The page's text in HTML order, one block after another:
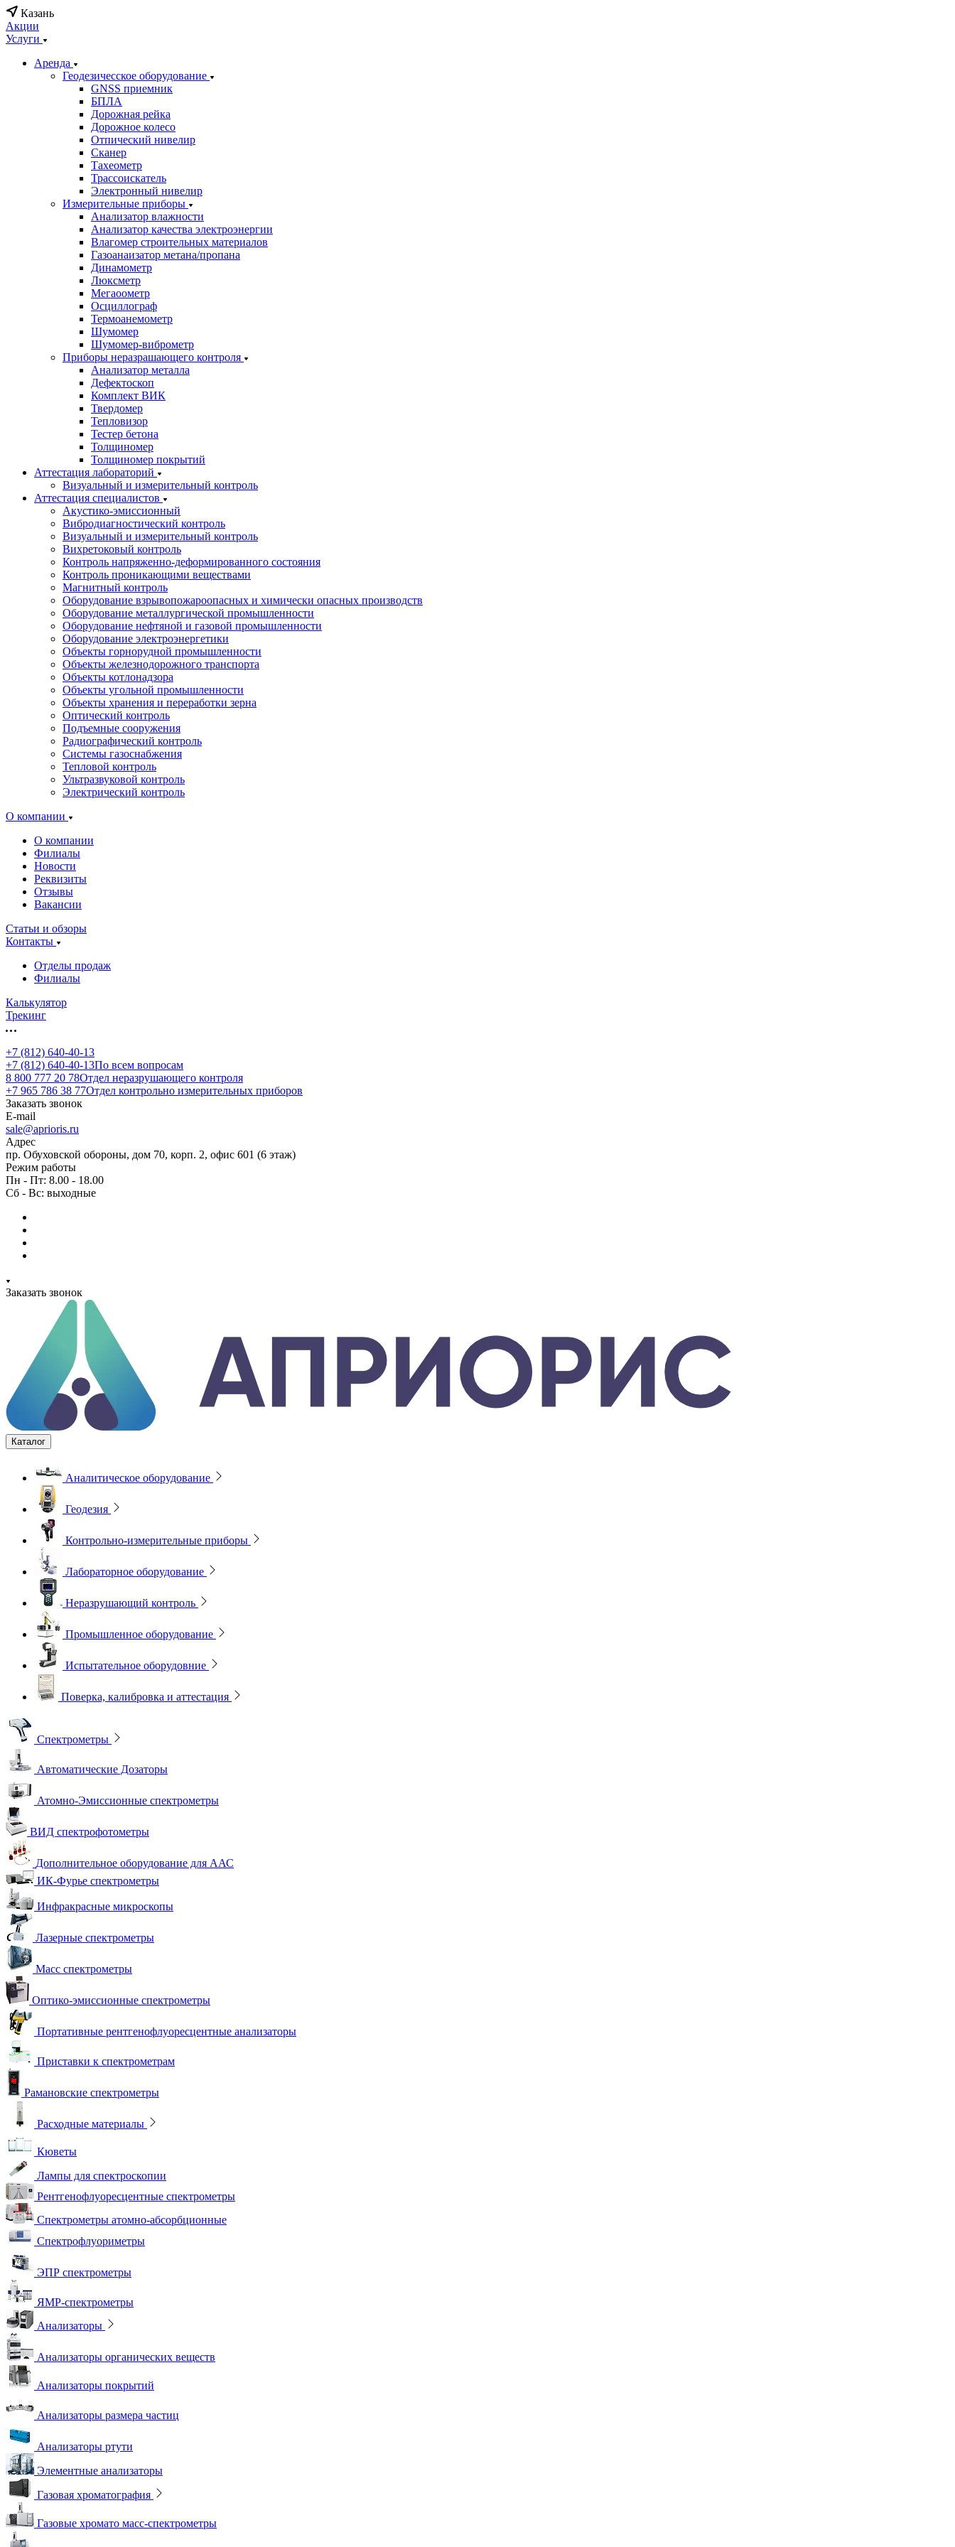
Казань
Акции
Услуги
Аренда
Геодезичесское оборудование
GNSS приемник
БПЛА
Дорожная рейка
Дорожное колесо
Отпический нивелир
Сканер
Тахеометр
Трассоискатель
Электронный нивелир
Измерительные приборы
Анализатор влажности
Анализатор качества электроэнергии
Влагомер строительных материалов
Газоанаизатор метана/пропана
Динамометр
Люксметр
Мегаоометр
Осциллограф
Термоанемометр
Шумомер
Шумомер-виброметр
Приборы неразрашающего контроля
Анализатор металла
Дефектоскоп
Комплект ВИК
Твердомер
Тепловизор
Тестер бетона
Толщиномер
Толщиномер покрытий
Аттестация лабораторий
Визуальный и измерительный контроль
Аттестация специалистов
Акустико-эмиссионный
Вибродиагностический контроль
Визуальный и измерительный контроль
Вихретоковый контроль
Контроль напряженно-деформированного состояния
Контроль проникающими веществами
Магнитный контроль
Оборудование взрывопожароопасных и химически опасных производств
Оборудование металлургической промышленности
Оборудование нефтяной и газовой промышленности
Оборудование электроэнергетики
Объекты горнорудной промышленности
Объекты железнодорожного транспорта
Объекты котлонадзора
Объекты угольной промышленности
Объекты хранения и переработки зерна
Оптический контроль
Подъемные сооружения
Радиографический контроль
Системы газоснабжения
Тепловой контроль
Ультразвуковой контроль
Электрический контроль
О компании
О компании
Филиалы
Новости
Реквизиты
Отзывы
Вакансии
Статьи и обзоры
Контакты
Отделы продаж
Филиалы
Калькулятор
Трекинг
+7 (812) 640-40-13
+7 (812) 640-40-13По всем вопросам
8 800 777 20 78Отдел неразрушающего контроля
+7 965 786 38 77Отдел контрольно измерительных приборов
Заказать звонок
E-mail
sale@aprioris.ru
Адрес
пр. Обуховской обороны, дом 70, корп. 2, офис 601 (6 этаж)
Режим работы
Пн - Пт: 8.00 - 18.00
Сб - Вс: выходные
Заказать звонок
Каталог
Аналитическое оборудование
Геодезия
Контрольно-измерительные приборы
Лабораторное оборудование
Неразрушающий контроль
Промышленное оборудование
Испытательное оборудовние
Поверка, калибровка и аттестация
Спектрометры
Автоматические Дозаторы
Атомно-Эмиссионные спектрометры
ВИД спектрофотометры
Дополнительное оборудование для ААС
ИК-Фурье спектрометры
Инфракрасные микроскопы
Лазерные спектрометры
Масс спектрометры
Оптико-эмиссионные спектрометры
Портативные рентгенофлуоресцентные анализаторы
Приставки к спектрометрам
Рамановские спектрометры
Расходные материалы
Кюветы
Лампы для спектроскопии
Рентгенофлуоресцентные спектрометры
Спектрометры атомно-абсорбционные
Спектрофлуориметры
ЭПР спектрометры
ЯМР-спектрометры
Анализаторы
Анализаторы органических веществ
Анализаторы покрытий
Анализаторы размера частиц
Анализаторы ртути
Элементные анализаторы
Газовая хроматография
Газовые хромато масс-спектрометры